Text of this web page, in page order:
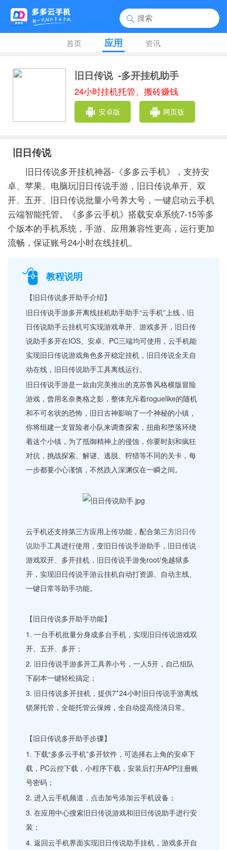
首页 应用 资讯
旧日传说 -多开挂机助手
24小时挂机托管、搬砖赚钱
安卓版 网页版
旧日传说
旧日传说多开挂机神器-《多多云手机》，支持安
卓、苹果、电脑玩旧日传说手游，旧日传说单开、双
开、五开、旧日传说批量小号养大号，一键启动云手机
云端智能托管。《多多云手机》搭载安卓系统7-15等多
个版本的手机系统，手游、应用兼容性更高，运行更加
流畅，保证账号24小时在线挂机。
教程说明
【旧日传说多开助手介绍】
旧日传说手游多开离线挂机助手助手“云手机”上线，旧
日传说助手云挂机可实现游戏单开、游戏多开，旧日传
说助手多开在IOS、安卓、PC三端均可使用，云手机能
实现旧日传说游戏角色多开稳定挂机，旧日传说全天自
动在线，旧日传说助手工具离线运行。
旧日传说手游是一款由完美推出的克苏鲁风格横版冒险
游戏，曾用名奈奥格之影，整体充斥着roguelike的随机
和不可名状的恐怖，旧日古神影响了一个神秘的小镇，
你将组建一支冒险者小队来调查探索，扭曲和堕落环绕
着这个小镇，为了抵御精神上的侵蚀，你要时刻和疯狂
对抗，挑战探索、解谜、逃脱、狩猎等不同的关卡，每
一步都要小心谨慎，不然跌入深渊仅在一瞬之间。
云手机还支持第三方应用上传功能，配合第三方旧日传
说助手工具进行使用，变旧日传说手游助手，旧日传说
游戏双开、多开挂机，旧日传说手游免root/免越狱多
开，实现旧日传说手游云挂机自动打资源、自动主线、
一键日常等助手功能。
【旧日传说多开助手功能】
1. 一台手机批量分身成多台手机，实现旧日传说游戏双
开、五开、多开；
2. 旧日传说手游多开工具养小号，一人5开，自己组队
下副本一键轻松搞定；
3. 旧日传说多开挂机，提供7*24小时旧日传说手游离线
锁屏托管，全能托管云保姆，全自动提高怪清日常。
【旧日传说多开助手步骤】
1. 下载“多多云手机”多开软件，可选择右上角的安卓下
载，PC云控下载，小程序下载，安装后打开APP注册账
号密码；
2. 进入云手机频道，点击加号添加云手机设备；
3. 在应用中心搜索旧日传说游戏和旧日传说助手进行安
装；
4. 返回云手机界面实现旧日传说助手挂机，游戏多开自